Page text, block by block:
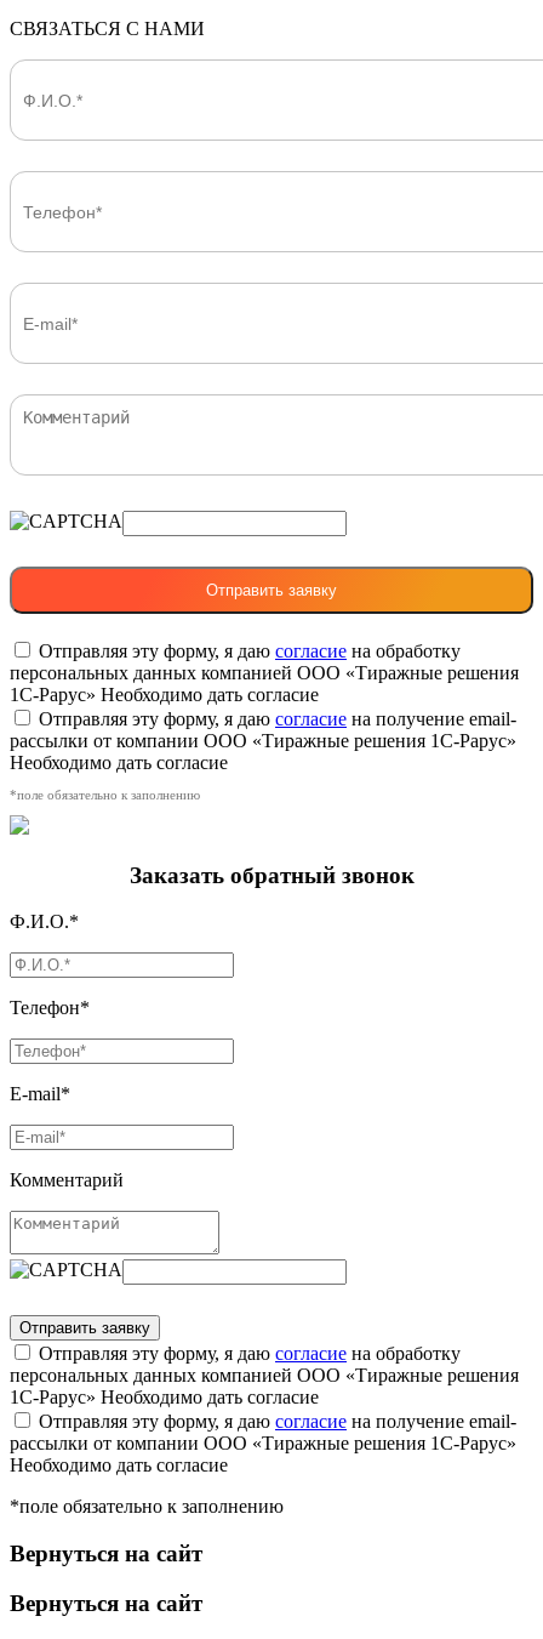
СВЯЗАТЬСЯ С НАМИ
Отправляя эту форму, я даю согласие на обработку
персональных данных компанией ООО «Тиражные решения
1С-Рарус» Необходимо дать согласие
Отправляя эту форму, я даю согласие на получение email-
рассылки от компании ООО «Тиражные решения 1С-Рарус»
Необходимо дать согласие
*поле обязательно к заполнению
Заказать обратный звонок
Ф.И.О.*
Телефон*
E-mail*
Комментарий
Отправляя эту форму, я даю согласие на обработку
персональных данных компанией ООО «Тиражные решения
1С-Рарус» Необходимо дать согласие
Отправляя эту форму, я даю согласие на получение email-
рассылки от компании ООО «Тиражные решения 1С-Рарус»
Необходимо дать согласие
*поле обязательно к заполнению
Вернуться на сайт
Вернуться на сайт